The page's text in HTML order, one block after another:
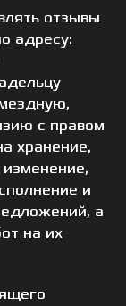
отзывы
адресу:
с правом
хранение,
изменение,
и
а
на их